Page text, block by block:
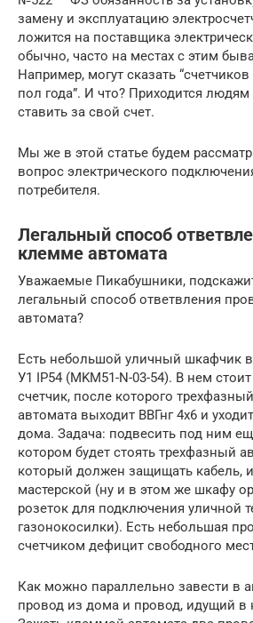
замену и эксплуатацию
ложится на поставщика
обычно, часто на местах с этим
Например, могут сказать
пол года”. И что? Приходится людям
ставить за свой счет.
Мы же в этой статье будем
вопрос электрического
потребителя.
Легальный способ
клемме автомата
Уважаемые Пикабушники,
легальный способ ответвления
автомата?
Есть небольшой уличный шкафчик
У1 IP54 (MKM51-N-03-54). В нем
счетчик, после которого
автомата выходит ВВГнг 4х6 и
дома. Задача: подвесить под ним
котором будет стоять трехфазный
который должен защищать кабель,
мастерской (ну и в этом же шкафу
розеток для подключения уличной
газонокосилки). Есть небольшая
счетчиком дефицит свободного
Как можно параллельно завести в
провод из дома и провод, идущий